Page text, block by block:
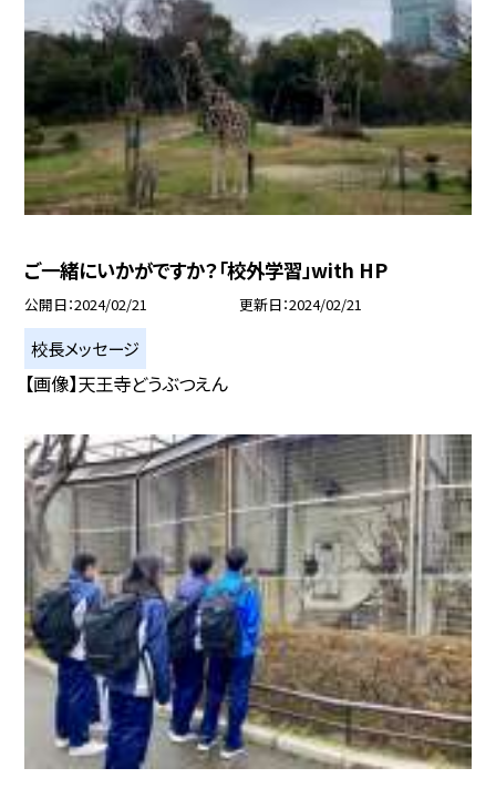
ご一緒にいかがですか？「校外学習」with HP
公開日 2024/02/21 更新日 2024/02/21
校長メッセージ
【画像】天王寺どうぶつえん